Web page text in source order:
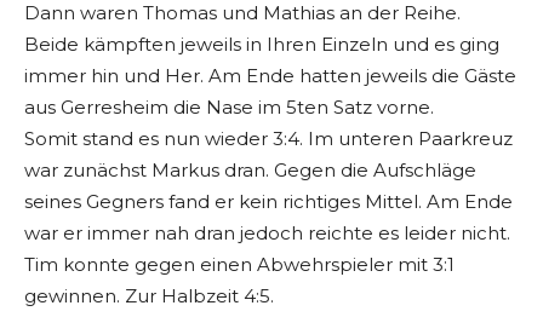
Dann waren Thomas und Mathias an der Reihe.
Beide kämpften jeweils in Ihren Einzeln und es ging
immer hin und Her. Am Ende hatten jeweils die Gäste
aus Gerresheim die Nase im 5ten Satz vorne.
Somit stand es nun wieder 3:4. Im unteren Paarkreuz
war zunächst Markus dran. Gegen die Aufschläge
seines Gegners fand er kein richtiges Mittel. Am Ende
war er immer nah dran jedoch reichte es leider nicht.
Tim konnte gegen einen Abwehrspieler mit 3:1
gewinnen. Zur Halbzeit 4:5.